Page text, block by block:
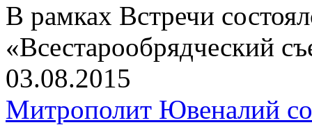
В рамках Встречи
«Всестарообрядческий
03.08.2015
Митрополит Ювеналий